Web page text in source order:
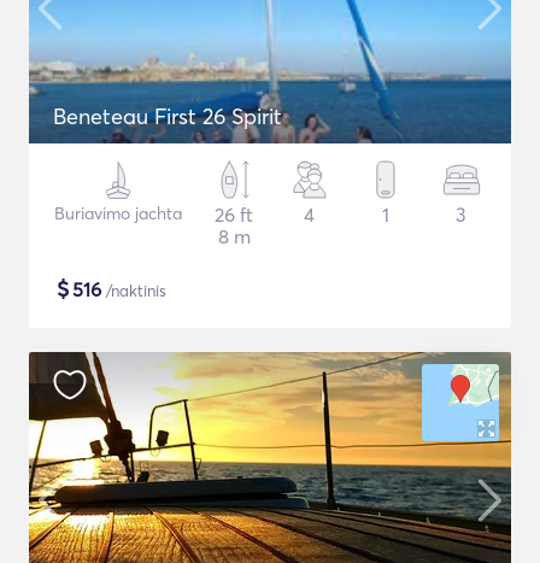
Beneteau First 26 Spirit
Buriavimo jachta
26 ft
8 m
4 1 3
$516 /naktinis